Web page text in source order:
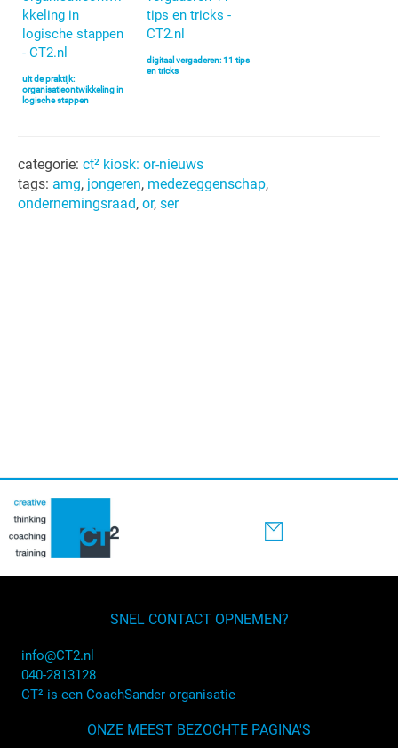
uit de praktijk:
organisatieontwikkeling in
logische stappen
digitaal vergaderen: 11 tips
en tricks
categorie: ct² kiosk: or-nieuws
tags: amg, jongeren, medezeggenschap,
ondernemingsraad, or, ser
SNEL CONTACT OPNEMEN?
info@CT2.nl
040-2813128
CT² is een CoachSander organisatie
ONZE MEEST BEZOCHTE PAGINA'S